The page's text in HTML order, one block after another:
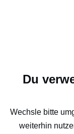
Du
Wechsle bitte
weiterhin